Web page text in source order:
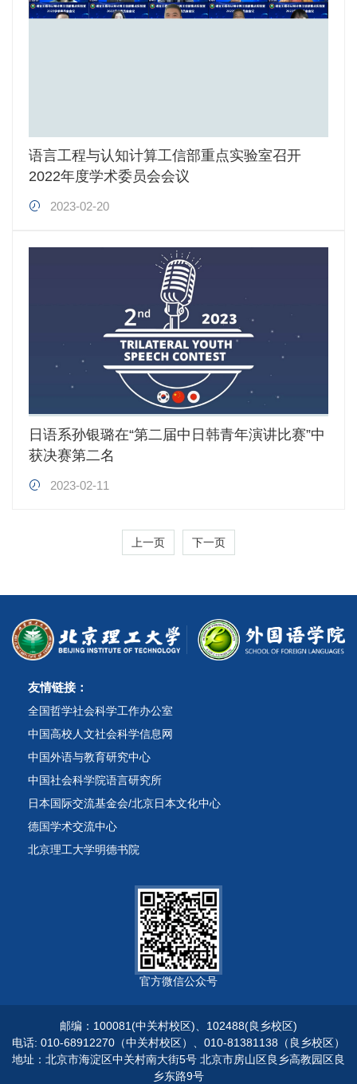
语言工程与认知计算工信部重点实验室召开
2022年度学术委员会会议
2023-02-20
日语系孙银璐在“第二届中日韩青年演讲比赛”中
获决赛第二名
2023-02-11
上一页 下一页
友情链接：
全国哲学社会科学工作办公室
中国高校人文社会科学信息网
中国外语与教育研究中心
中国社会科学院语言研究所
日本国际交流基金会/北京日本文化中心
德国学术交流中心
北京理工大学明德书院
官方微信公众号
邮编：100081(中关村校区)、102488(良乡校区)
电话: 010-68912270（中关村校区）、010-81381138（良乡校区）
地址：北京市海淀区中关村南大街5号 北京市房山区良乡高教园区良
乡东路9号